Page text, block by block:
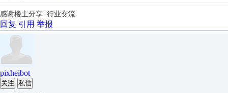
感谢楼主分享 行业交流
回复 引用 举报
pixheibot
关注 私信